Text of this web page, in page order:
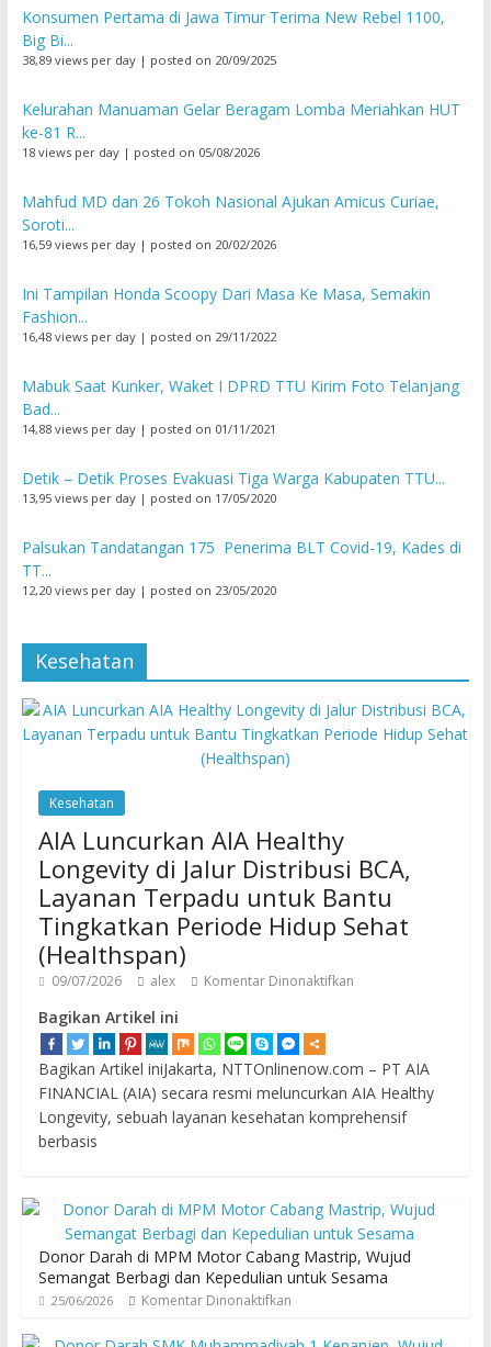
Konsumen Pertama di Jawa Timur Terima New Rebel 1100,
Big Bi...
38,89 views per day| posted on 20/09/2025
Kelurahan Manuaman Gelar Beragam Lomba Meriahkan HUT
ke-81 R...
18 views per day| posted on 05/08/2026
Mahfud MD dan 26 Tokoh Nasional Ajukan Amicus Curiae,
Soroti...
16,59 views per day| posted on 20/02/2026
Ini Tampilan Honda Scoopy Dari Masa Ke Masa, Semakin
Fashion...
16,48 views per day| posted on 29/11/2022
Mabuk Saat Kunker, Waket I DPRD TTU Kirim Foto Telanjang
Bad...
14,88 views per day| posted on 01/11/2021
Detik – Detik Proses Evakuasi Tiga Warga Kabupaten TTU...
13,95 views per day| posted on 17/05/2020
Palsukan Tandatangan 175 Penerima BLT Covid-19, Kades di
TT...
12,20 views per day| posted on 23/05/2020
Kesehatan
Kesehatan
AIA Luncurkan AIA Healthy
Longevity di Jalur Distribusi BCA,
Layanan Terpadu untuk Bantu
Tingkatkan Periode Hidup Sehat
(Healthspan)
09/07/2026 alex Komentar Dinonaktifkan
Bagikan Artikel ini
Bagikan Artikel iniJakarta, NTTOnlinenow.com – PT AIA
FINANCIAL (AIA) secara resmi meluncurkan AIA Healthy
Longevity, sebuah layanan kesehatan komprehensif
berbasis
Donor Darah di MPM Motor Cabang Mastrip, Wujud
Semangat Berbagi dan Kepedulian untuk Sesama
25/06/2026 Komentar Dinonaktifkan